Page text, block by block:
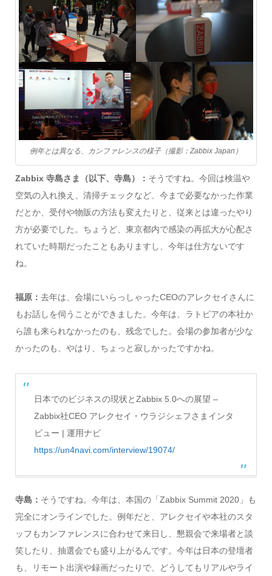
例年とは異なる、カンファレンスの様子（撮影：Zabbix Japan）
Zabbix 寺島さま（以下、寺島）： そうですね。今回は検温や
空気の入れ換え、清掃チェックなど、今まで必要なかった作業
だとか、受付や物販の方法も変えたりと、従来とは違ったやり
方が必要でした。ちょうど、東京都内で感染の再拡大が心配さ
れていた時期だったこともありますし、今年は仕方ないです
ね。
福原： 去年は、会場にいらっしゃったCEOのアレクセイさんに
もお話しを伺うことができました。今年は、ラトビアの本社か
ら誰も来られなかったのも、残念でした。会場の参加者が少な
かったのも、やはり、ちょっと寂しかったですかね。
日本でのビジネスの現状とZabbix 5.0への展望 –
Zabbix社CEO アレクセイ・ウラジシェフさまインタ
ビュー | 運用ナビ
https://un4navi.com/interview/19074/
寺島： そうですね。今年は、本国の「Zabbix Summit 2020」も
完全にオンラインでした。例年だと、アレクセイや本社のスタ
ッフもカンファレンスに合わせて来日し、懇親会で来場者と談
笑したり、抽選会でも盛り上がるんです。今年は日本の登壇者
も、リモート出演や録画だったりで、どうしてもリアルやライ